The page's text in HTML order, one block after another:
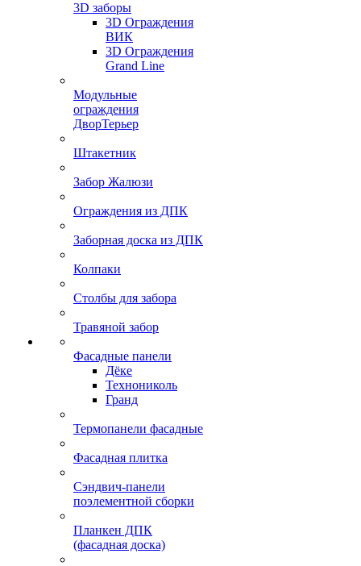
3D заборы
3D Ограждения
ВИК
3D Ограждения
Grand Line
Модульные
ограждения
ДворТерьер
Штакетник
Забор Жалюзи
Ограждения из ДПК
Заборная доска из ДПК
Колпаки
Столбы для забора
Травяной забор
Фасадные панели
Дёке
Технониколь
Гранд
Термопанели фасадные
Фасадная плитка
Сэндвич-панели
поэлементной сборки
Планкен ДПК
(фасадная доска)